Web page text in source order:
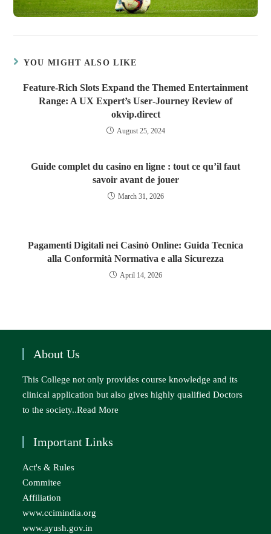
YOU MIGHT ALSO LIKE
Feature-Rich Slots Expand the Themed Entertainment
Range: A UX Expert’s User‑Journey Review of
okvip.direct
August 25, 2024
Guide complet du casino en ligne : tout ce qu’il faut
savoir avant de jouer
March 31, 2026
Pagamenti Digitali nei Casinò Online: Guida Tecnica
alla Conformità Normativa e alla Sicurezza
April 14, 2026
About Us
This College not only provides course knowledge and its
clinical application but also gives highly qualified Doctors
to the society..Read More
Important Links
Act's & Rules
Commitee
Affiliation
www.ccimindia.org
www.ayush.gov.in